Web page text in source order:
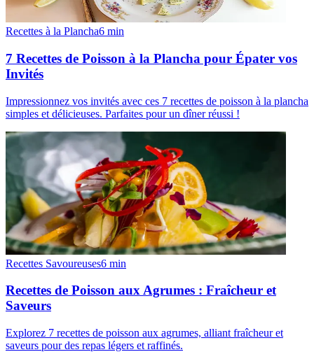
Recettes à la Plancha6 min
7 Recettes de Poisson à la Plancha pour Épater vos
Invités
Impressionnez vos invités avec ces 7 recettes de poisson à la plancha
simples et délicieuses. Parfaites pour un dîner réussi !
Recettes Savoureuses6 min
Recettes de Poisson aux Agrumes : Fraîcheur et
Saveurs
Explorez 7 recettes de poisson aux agrumes, alliant fraîcheur et
saveurs pour des repas légers et raffinés.